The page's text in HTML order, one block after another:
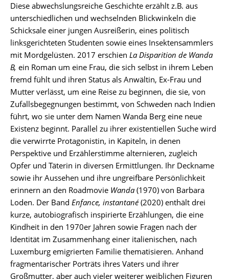
Diese abwechslungsreiche Geschichte erzählt z.B. aus
unterschiedlichen und wechselnden Blickwinkeln die
Schicksale einer jungen Ausreißerin, eines politisch
linksgerichteten Studenten sowie eines Insektensammlers
mit Mordgelüsten. 2017 erschien La Disparition de Wanda
B, ein Roman um eine Frau, die sich selbst in ihrem Leben
fremd fühlt und ihren Status als Anwältin, Ex-Frau und
Mutter verlässt, um eine Reise zu beginnen, die sie, von
Zufallsbegegnungen bestimmt, von Schweden nach Indien
führt, wo sie unter dem Namen Wanda Berg eine neue
Existenz beginnt. Parallel zu ihrer existentiellen Suche wird
die verwirrte Protagonistin, in Kapiteln, in denen
Perspektive und Erzählerstimme alternieren, zugleich
Opfer und Täterin in diversen Ermittlungen. Ihr Deckname
sowie ihr Aussehen und ihre ungreifbare Persönlichkeit
erinnern an den Roadmovie Wanda(1970) von Barbara
Loden. Der Band Enfance, instantané(2020) enthält drei
kurze, autobiografisch inspirierte Erzählungen, die eine
Kindheit in den 1970er Jahren sowie Fragen nach der
Identität im Zusammenhang einer italienischen, nach
Luxemburg emigrierten Familie thematisieren. Anhand
fragmentarischer Porträts ihres Vaters und ihrer
Großmutter, aber auch vieler weiterer weiblichen Figuren